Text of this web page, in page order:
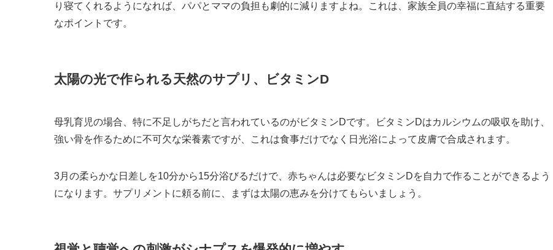
り寝てくれるようになれば、パパとママの負担も劇的に減りますよね。これは、家族全員の幸福に直結する重要
なポイントです。
太陽の光で作られる天然のサプリ、ビタミンD
母乳育児の場合、特に不足しがちだと言われているのがビタミンDです。ビタミンDはカルシウムの吸収を助け、
強い骨を作るために不可欠な栄養素ですが、これは食事だけでなく日光浴によって皮膚で合成されます。
3月の柔らかな日差しを10分から15分浴びるだけで、赤ちゃんは必要なビタミンDを自力で作ることができるよう
になります。サプリメントに頼る前に、まずは太陽の恵みを分けてもらいましょう。